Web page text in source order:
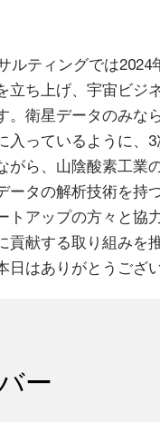
ルティングでは2024
立ち上げ、宇宙ビジ
。衛星データのみな
入っているように、
がら、山陰酸素工業
ータの解析技術を持
トアップの方々と協
貢献する取り組みを
日はありがとうござ
ー